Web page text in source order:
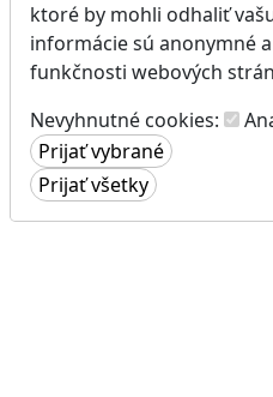
ktoré by mohli odhaliť
informácie sú anonymné
funkčnosti webových
Nevyhnutné cookies: